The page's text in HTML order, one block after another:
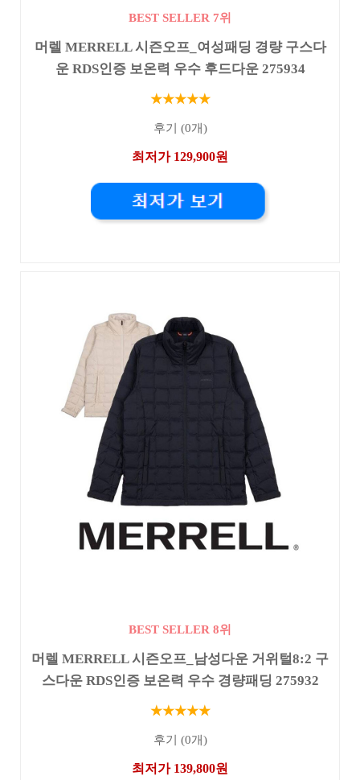
BEST SELLER 7위
머렐 MERRELL 시즌오프_여성패딩 경량 구스다
운 RDS인증 보온력 우수 후드다운 275934
★★★★★
후기 (0개)
최저가 129,900원
BEST SELLER 8위
머렐 MERRELL 시즌오프_남성다운 거위털8:2 구
스다운 RDS인증 보온력 우수 경량패딩 275932
★★★★★
후기 (0개)
최저가 139,800원